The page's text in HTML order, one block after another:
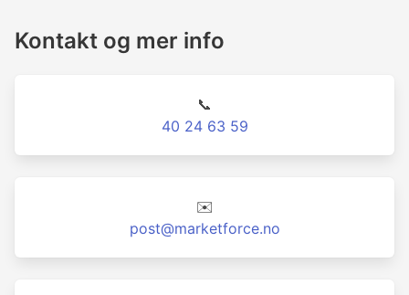
Kontakt og mer info
📞
40 24 63 59
✉️
post@marketforce.no